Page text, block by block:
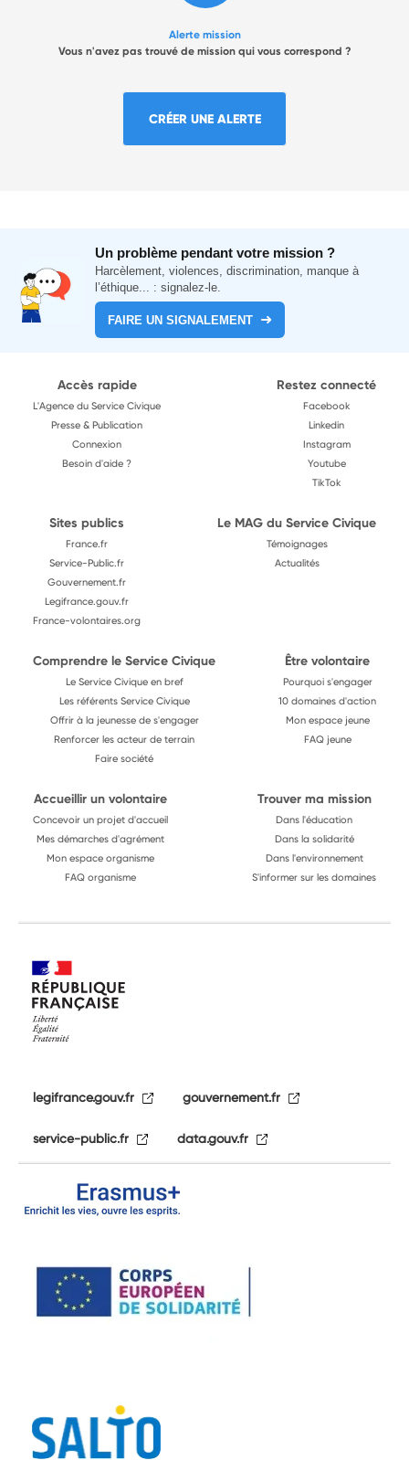
Alerte mission
Vous n'avez pas trouvé de mission qui vous correspond ?
CRÉER UNE ALERTE
Un problème pendant votre mission ?
Harcèlement, violences, discrimination, manque à
l’éthique... : signalez-le.
FAIRE UN SIGNALEMENT
Accès rapide
L'Agence du Service Civique
Presse & Publication
Connexion
Besoin d'aide ?
Restez connecté
Facebook
Linkedin
Instagram
Youtube
TikTok
Sites publics
France.fr
Service-Public.fr
Gouvernement.fr
Legifrance.gouv.fr
France-volontaires.org
Le MAG du Service Civique
Témoignages
Actualités
Comprendre le Service Civique
Le Service Civique en bref
Les référents Service Civique
Offrir à la jeunesse de s'engager
Renforcer les acteur de terrain
Faire société
Être volontaire
Pourquoi s'engager
10 domaines d'action
Mon espace jeune
FAQ jeune
Accueillir un volontaire
Concevoir un projet d'accueil
Mes démarches d'agrément
Mon espace organisme
FAQ organisme
Trouver ma mission
Dans l'éducation
Dans la solidarité
Dans l'environnement
S'informer sur les domaines
legifrance.gouv.fr gouvernement.fr
service-public.fr data.gouv.fr